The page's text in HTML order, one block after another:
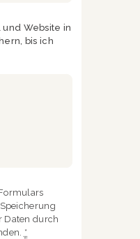
und Website in
bis ich
Daten durch
*